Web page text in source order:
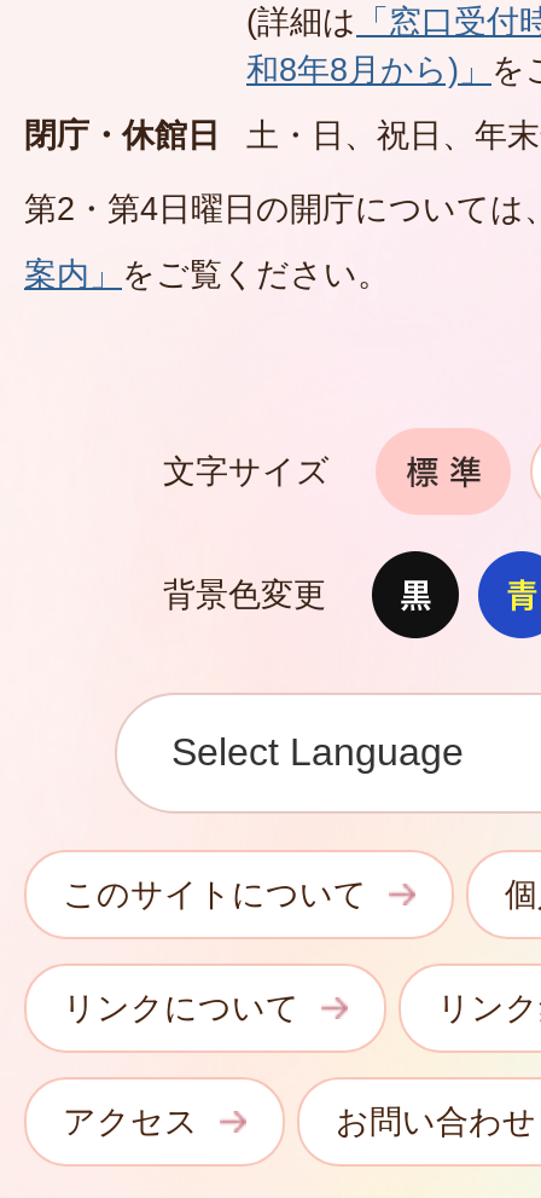
(詳細は 「窓口受
和8年8月から)」 を
閉庁・休館日
土・日、祝日、年
第2・第4日曜日の開庁については
案内」 をご覧ください。
文字サイズ
背景色変更
このサイトについて
リンクについて リン
アクセス お問い合わせ